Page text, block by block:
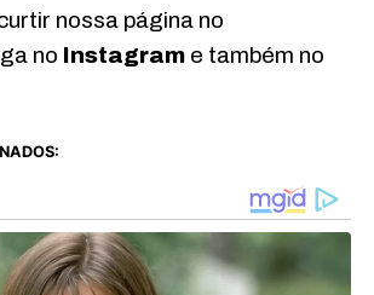
nossa página no
no Instagrame também no